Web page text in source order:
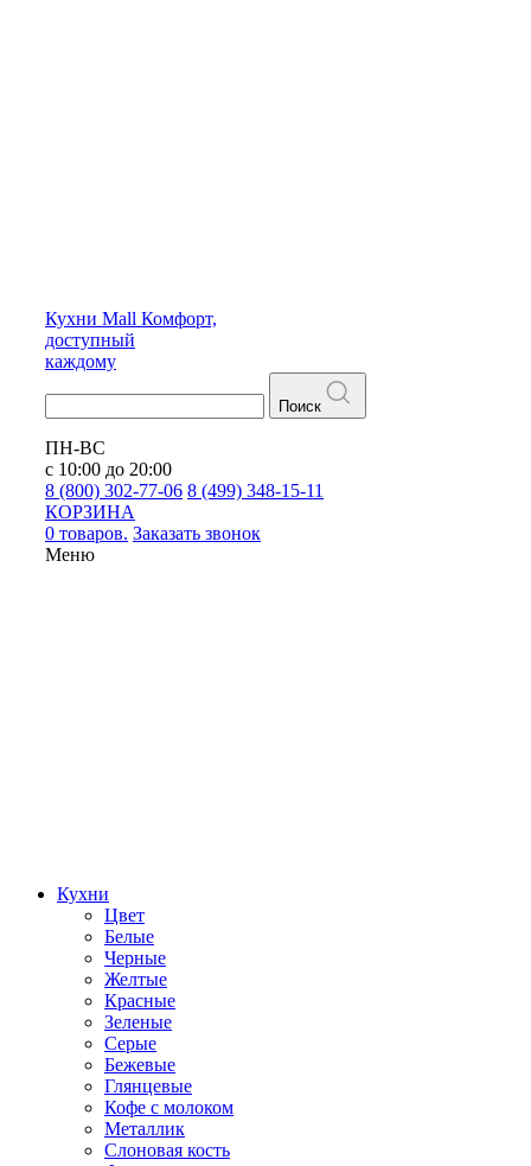
Кухни Mall Комфорт,
доступный
каждому
Поиск
ПН-ВС
с 10:00 до 20:00
8 (800) 302-77-06 8 (499) 348-15-11
КОРЗИНА
0 товаров. Заказать звонок
Меню
Кухни
Цвет
Белые
Черные
Желтые
Красные
Зеленые
Серые
Бежевые
Глянцевые
Кофе с молоком
Металлик
Слоновая кость